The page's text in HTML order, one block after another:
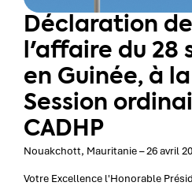
Déclaration
l'affaire du 28
en Guinée, à
Session
CADHP
Nouakchott, Mauritanie – 26 avril
Votre Excellence l'Honorable